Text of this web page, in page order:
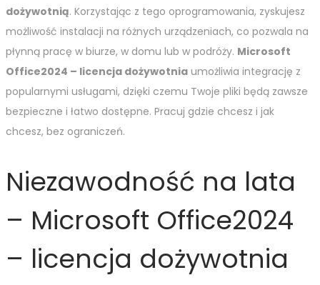
dożywotnią. Korzystając z tego oprogramowania, zyskujesz
możliwość instalacji na różnych urządzeniach, co pozwala na
płynną pracę w biurze, w domu lub w podróży. Microsoft
Office2024 – licencja dożywotnia umożliwia integrację z
popularnymi usługami, dzięki czemu Twoje pliki będą zawsze
bezpieczne i łatwo dostępne. Pracuj gdzie chcesz i jak
chcesz, bez ograniczeń.
Niezawodność na lata
– Microsoft Office2024
– licencja dożywotnia